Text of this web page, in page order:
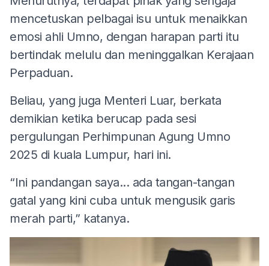
mencetuskan pelbagai isu untuk menaikkan
emosi ahli Umno, dengan harapan parti itu
bertindak melulu dan meninggalkan Kerajaan
Perpaduan.
Beliau, yang juga Menteri Luar, berkata
demikian ketika berucap pada sesi
pergulungan Perhimpunan Agung Umno
2025 di kuala Lumpur, hari ini.
“Ini pandangan saya... ada tangan-tangan
gatal yang kini cuba untuk mengusik garis
merah parti,” katanya.